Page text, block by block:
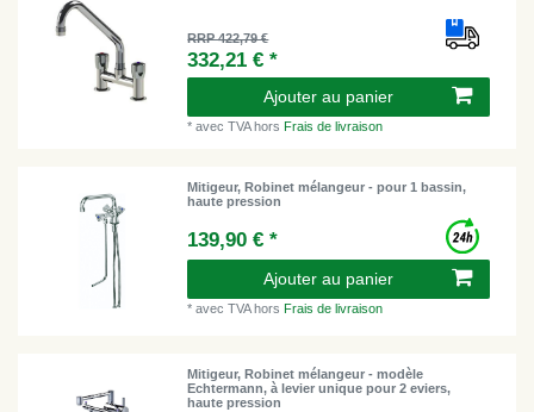
RRP 422,79 €
332,21 € *
Ajouter au panier
*avec TVAhorsFrais de livraison
Mitigeur, Robinet mélangeur - pour 1 bassin,
haute pression
139,90 € *
Ajouter au panier
*avec TVAhorsFrais de livraison
Mitigeur, Robinet mélangeur - modèle
Echtermann, à levier unique pour 2 eviers,
haute pression